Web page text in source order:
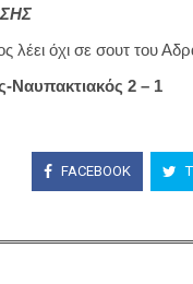
λέει όχι σε σουτ του
Ναυπακτιακός 2 – 1
FACEBOOK